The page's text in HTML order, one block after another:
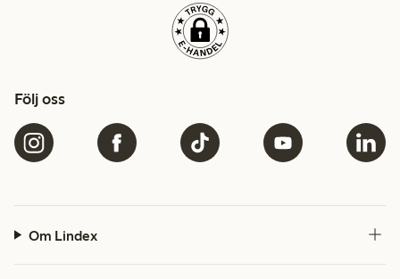
Följ oss
Om Lindex